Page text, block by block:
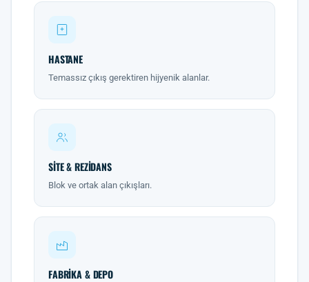
HASTANE
Temassız çıkış gerektiren hijyenik alanlar.
SITE & REZIDANS
Blok ve ortak alan çıkışları.
FABRIKA & DEPO